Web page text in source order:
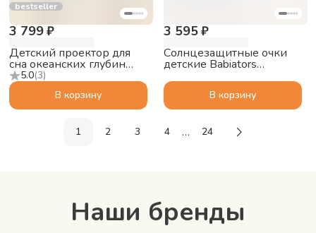
bestseller
5.0(3)
3 799 ₽
Детский проектор для
сна океанских глубин
ZAZU Краб Коди (Cody)
В корзину
3 595 ₽
Солнцезащитные очки
детские Babiators
Сумеречный синий, 3-5
В корзину
1 2 3 4 … 24
Наши бренды